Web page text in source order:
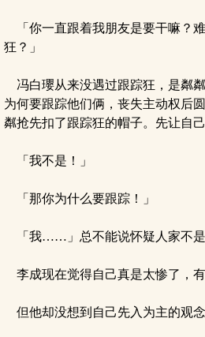
「你一直跟着我朋友是要干嘛？
狂？」
冯白瓔从来没遇过跟踪狂，是粼
为何要跟踪他们俩，丧失主动权后
粼抢先扣了跟踪狂的帽子。先让自
「我不是！」
「那你为什么要跟踪！」
「我……」总不能说怀疑人家不是
李成现在觉得自己真是太惨了，有
但他却没想到自己先入为主的观念